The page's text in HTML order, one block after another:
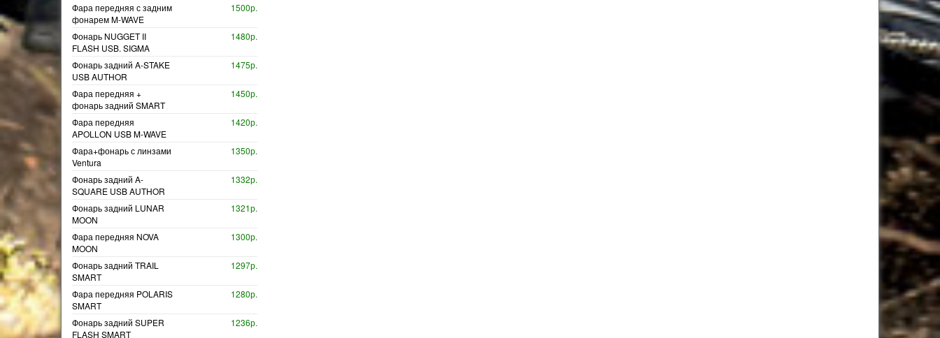
Фара передняя с задним
фонарем M-WAVE
1500р.
Фонарь NUGGET II
FLASH USB. SIGMA
1480р.
Фонарь задний A-STAKE
USB AUTHOR
1475р.
Фара передняя +
фонарь задний SMART
1450р.
Фара передняя
APOLLON USB M-WAVE
1420р.
Фара+фонарь с линзами
Ventura
1350р.
Фонарь задний A-
SQUARE USB AUTHOR
1332р.
Фонарь задний LUNAR
MOON
1321р.
Фара передняя NOVA
MOON
1300р.
Фонарь задний TRAIL
SMART
1297р.
Фара передняя POLARIS
SMART
1280р.
Фонарь задний SUPER
FLASH SMART
1236р.